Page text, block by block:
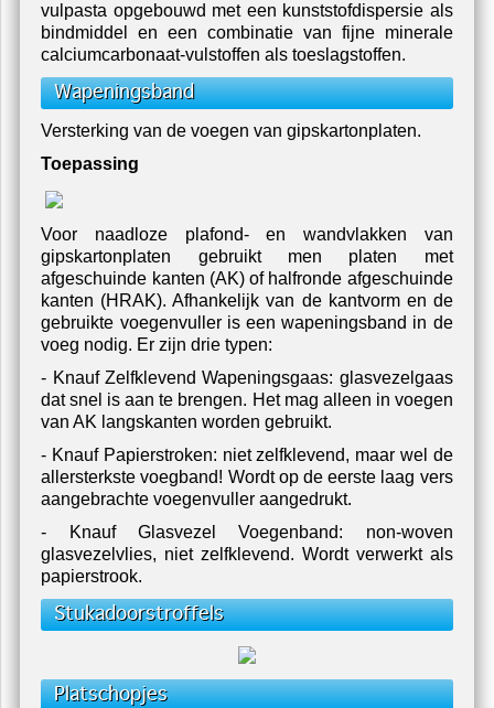
vulpasta opgebouwd met een kunststofdispersie als
bindmiddel en een combinatie van fijne minerale
calciumcarbonaat-vulstoffen als toeslagstoffen.
Wapeningsband
Versterking van de voegen van gipskartonplaten.
Toepassing
Voor naadloze plafond- en wandvlakken van
gipskartonplaten gebruikt men platen met
afgeschuinde kanten (AK) of halfronde afgeschuinde
kanten (HRAK). Afhankelijk van de kantvorm en de
gebruikte voegenvuller is een wapeningsband in de
voeg nodig. Er zijn drie typen:
- Knauf Zelfklevend Wapeningsgaas: glasvezelgaas
dat snel is aan te brengen. Het mag alleen in voegen
van AK langskanten worden gebruikt.
- Knauf Papierstroken: niet zelfklevend, maar wel de
allersterkste voegband! Wordt op de eerste laag vers
aangebrachte voegenvuller aangedrukt.
- Knauf Glasvezel Voegenband: non-woven
glasvezelvlies, niet zelfklevend. Wordt verwerkt als
papierstrook.
Stukadoorstroffels
Platschopjes